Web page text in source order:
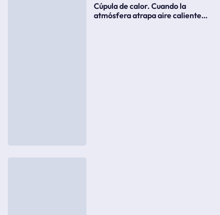
Cúpula de calor. Cuando la
atmósfera atrapa aire caliente